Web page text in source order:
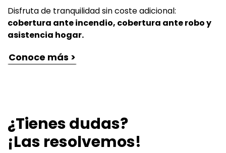
Disfruta de tranquilidad sin coste adicional:
cobertura ante incendio, cobertura ante robo y
asistencia hogar.
Conoce más >
¿Tienes dudas?
¡Las resolvemos!